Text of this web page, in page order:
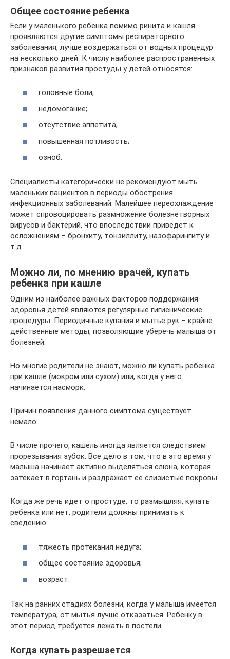
Общее состояние ребенка
Если у маленького ребёнка помимо ринита и кашля
проявляются другие симптомы респираторного
заболевания, лучше воздержаться от водных процедур
на несколько дней. К числу наиболее распространенных
признаков развития простуды у детей относятся:
головные боли;
недомогание;
отсутствие аппетита;
повышенная потливость;
озноб.
Специалисты категорически не рекомендуют мыть
маленьких пациентов в периоды обострения
инфекционных заболеваний. Малейшее переохлаждение
может спровоцировать размножение болезнетворных
вирусов и бактерий, что впоследствии приведет к
осложнениям – бронхиту, тонзиллиту, назофарингиту и
т.д.
Можно ли, по мнению врачей, купать
ребенка при кашле
Одним из наиболее важных факторов поддержания
здоровья детей являются регулярные гигиенические
процедуры. Периодичные купания и мытье рук – крайне
действенные методы, позволяющие уберечь малыша от
болезней.
Но многие родители не знают, можно ли купать ребенка
при кашле (мокром или сухом) или, когда у него
начинается насморк.
Причин появления данного симптома существует
немало:
В числе прочего, кашель иногда является следствием
прорезывания зубок. Все дело в том, что в это время у
малыша начинает активно выделяться слюна, которая
затекает в гортань и раздражает ее слизистые покровы.
Когда же речь идет о простуде, то размышляя, купать
ребенка или нет, родители должны принимать к
сведению:
тяжесть протекания недуга;
общее состояние здоровья;
возраст.
Так на ранних стадиях болезни, когда у малыша имеется
температура, от мытья лучше отказаться. Ребенку в
этот период требуется лежать в постели.
Когда купать разрешается